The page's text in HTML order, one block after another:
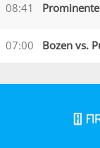
08:41
07:00